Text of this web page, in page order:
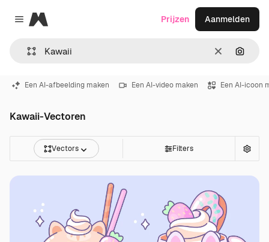
Close menu
Magnific
Wissen
Prijzen Aanmelden
Een AI-afbeelding maken Een AI-video maken Een AI-icoon
Kawaii-Vectoren
Vectors Filters